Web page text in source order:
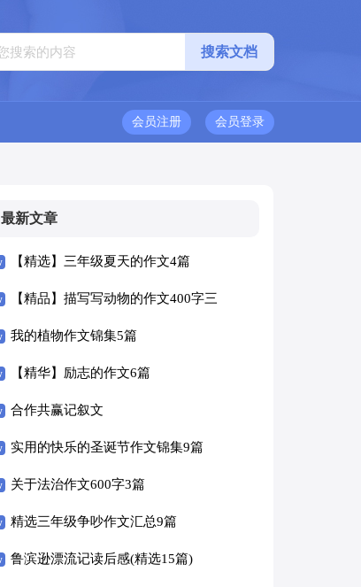
会员登录
会员注册
最新文章
【精选】三年级夏天的作文4篇
【精品】描写写动物的作文400字三
篇
我的植物作文锦集5篇
【精华】励志的作文6篇
合作共赢记叙文
实用的快乐的圣诞节作文锦集9篇
关于法治作文600字3篇
精选三年级争吵作文汇总9篇
鲁滨逊漂流记读后感(精选15篇)